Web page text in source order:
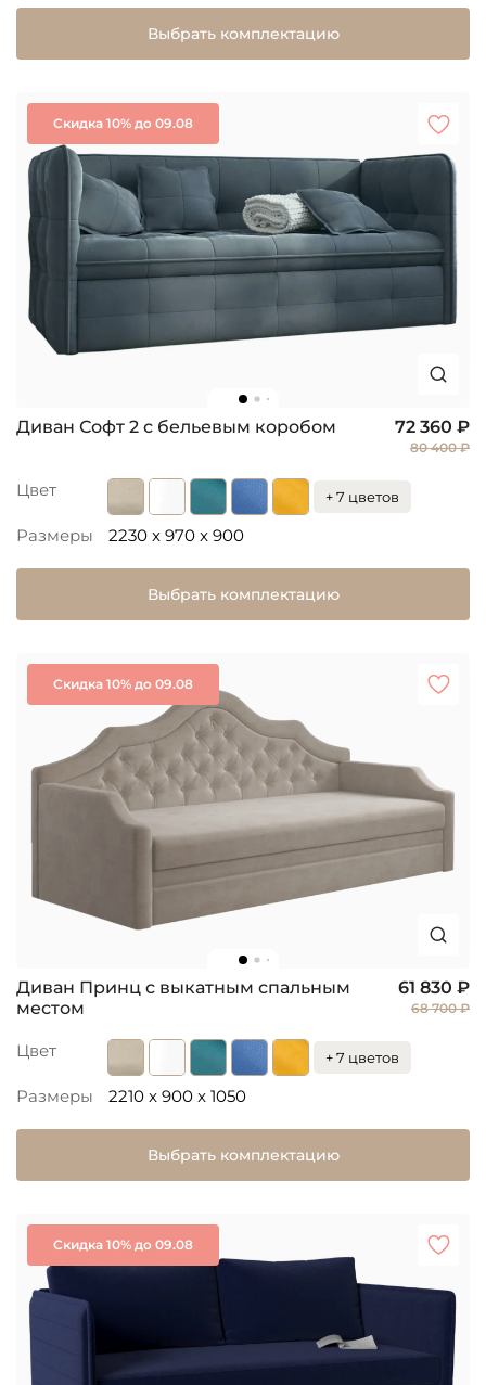
Выбрать комплектацию
Скидка 10% до 09.08
Диван Софт 2 с бельевым коробом 72 360 ₽
80 400 ₽
Цвет + 7 цветов
Размеры 2230 x 970 x 900
Выбрать комплектацию
Скидка 10% до 09.08
Диван Принц с выкатным спальным
местом
61 830 ₽
68 700 ₽
Цвет + 7 цветов
Размеры 2210 x 900 x 1050
Выбрать комплектацию
Скидка 10% до 09.08